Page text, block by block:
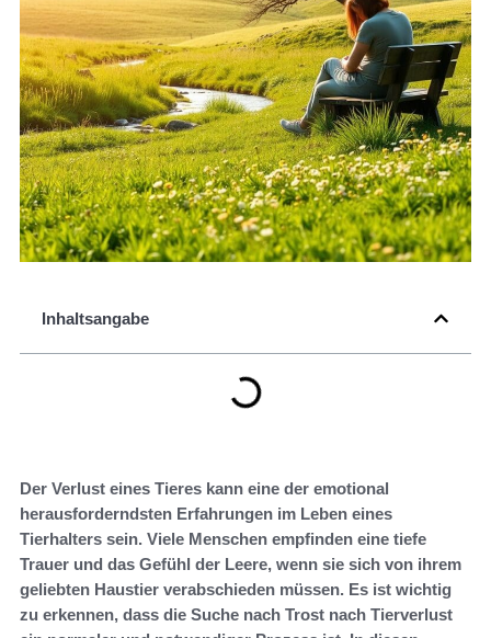
Inhaltsangabe
Der Verlust eines Tieres kann eine der emotional
herausforderndsten Erfahrungen im Leben eines
Tierhalters sein. Viele Menschen empfinden eine tiefe
Trauer und das Gefühl der Leere, wenn sie sich von ihrem
geliebten Haustier verabschieden müssen. Es ist wichtig
zu erkennen, dass die Suche nach Trost nach Tierverlust